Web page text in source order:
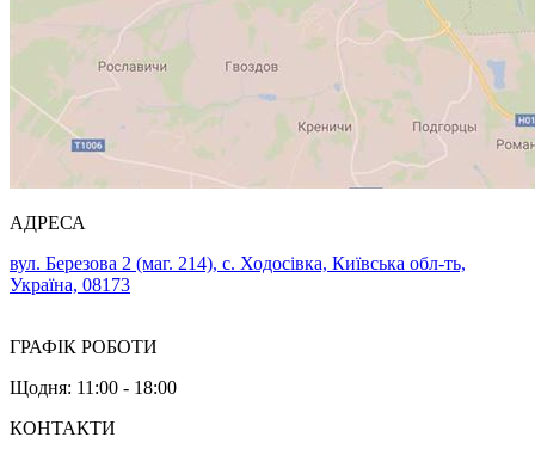
АДРЕСА
вул. Березова 2 (маг. 214), с. Ходосівка, Київська обл-ть,
Україна, 08173
ГРАФІК РОБОТИ
Щодня: 11:00 - 18:00
КОНТАКТИ